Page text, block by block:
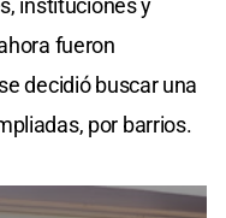
fueron
decidió buscar una
por barrios.